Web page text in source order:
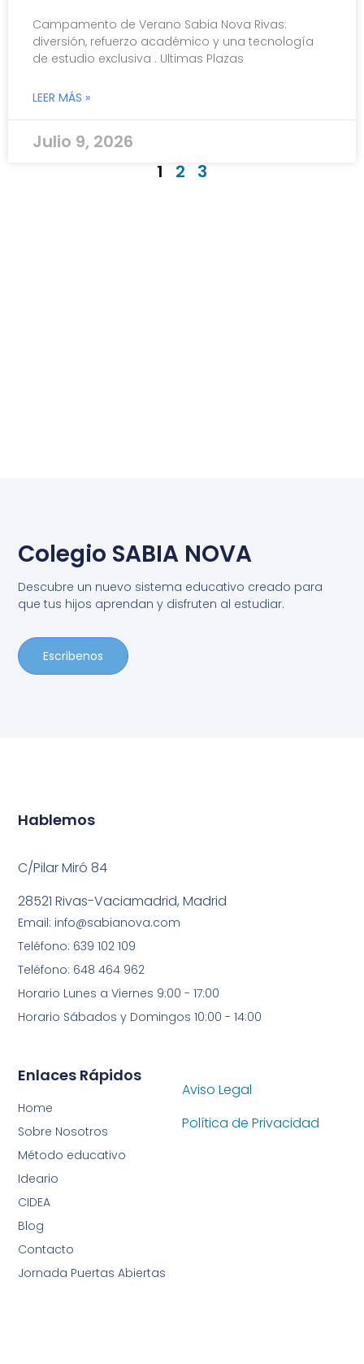
Campamento de Verano Sabia Nova Rivas:
diversión, refuerzo académico y una tecnología
de estudio exclusiva . Ultimas Plazas
LEER MÁS »
Julio 9, 2026
1
2 3
Colegio SABIA NOVA
Descubre un nuevo sistema educativo creado para
que tus hijos aprendan y disfruten al estudiar.
Escribenos
Aviso Legal
Política de Privacidad
Enlaces Rápidos
Home
Sobre Nosotros
Método educativo
Ideario
CIDEA
Blog
Contacto
Jornada Puertas Abiertas
Hablemos
C/Pilar Miró 84
28521 Rivas-Vaciamadrid, Madrid
Email: info@sabianova.com
Teléfono: 639 102 109
Teléfono: 648 464 962
Horario Lunes a Viernes 9:00 - 17:00
Horario Sábados y Domingos 10:00 - 14:00